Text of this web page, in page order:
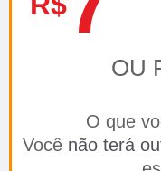
OU
O que
Você não terá